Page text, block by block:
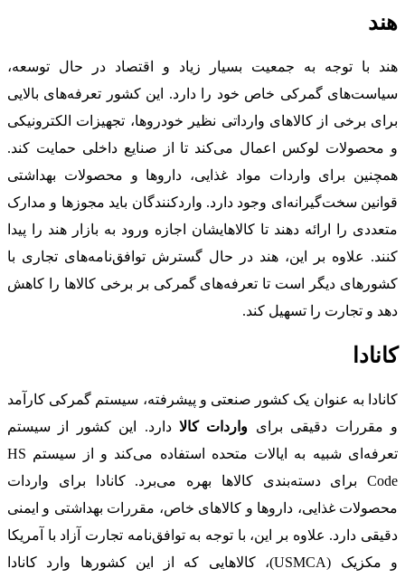
هند
هند با توجه به جمعیت بسیار زیاد و اقتصاد در حال توسعه،
سیاست‌های گمرکی خاص خود را دارد. این کشور تعرفه‌های بالایی
برای برخی از کالاهای وارداتی نظیر خودروها، تجهیزات الکترونیکی
و محصولات لوکس اعمال می‌کند تا از صنایع داخلی حمایت کند.
همچنین برای واردات مواد غذایی، داروها و محصولات بهداشتی
قوانین سخت‌گیرانه‌ای وجود دارد. واردکنندگان باید مجوزها و مدارک
متعددی را ارائه دهند تا کالاهایشان اجازه ورود به بازار هند را پیدا
کنند. علاوه بر این، هند در حال گسترش توافق‌نامه‌های تجاری با
کشورهای دیگر است تا تعرفه‌های گمرکی بر برخی کالاها را کاهش
دهد و تجارت را تسهیل کند.
کانادا
کانادا به عنوان یک کشور صنعتی و پیشرفته، سیستم گمرکی کارآمد
و مقررات دقیقی برای واردات کالا دارد. این کشور از سیستم
تعرفه‌ای شبیه به ایالات متحده استفاده می‌کند و از سیستم HS
Code برای دسته‌بندی کالاها بهره می‌برد. کانادا برای واردات
محصولات غذایی، داروها و کالاهای خاص، مقررات بهداشتی و ایمنی
دقیقی دارد. علاوه بر این، با توجه به توافق‌نامه تجارت آزاد با آمریکا
و مکزیک (USMCA)، کالاهایی که از این کشورها وارد کانادا